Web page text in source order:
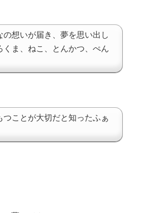
の想いが届き、夢を思い出し
くま、ねこ、とんかつ、ぺん
つことが大切だと知ったふぁ